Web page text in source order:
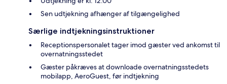
Sen udtjekning afhænger af tilgængelighed
Særlige indtjekningsinstruktioner
Receptionspersonalet tager imod gæster ved ankomst til
overnatningsstedet
Gæster påkræves at downloade overnatningsstedets
mobilapp, AeroGuest, før indtjekning